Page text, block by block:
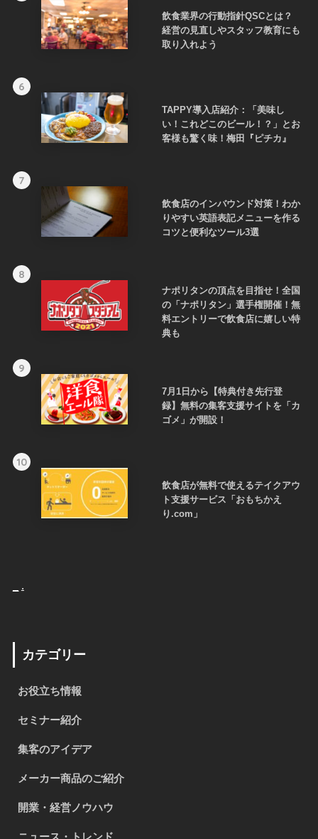
飲食業界の行動指針QSCとは？
経営の見直しやスタッフ教育にも
取り入れよう
6
TAPPY導入店紹介：「美味し
い！これどこのビール！？」とお
客様も驚く味！梅田『ピチカ』
7
飲食店のインバウンド対策！わか
りやすい英語表記メニューを作る
コツと便利なツール3選
8
ナポリタンの頂点を目指せ！全国
の「ナポリタン」選手権開催！無
料エントリーで飲食店に嬉しい特
典も
9
7月1日から【特典付き先行登
録】無料の集客支援サイトを「カ
ゴメ」が開設！
10
飲食店が無料で使えるテイクアウ
ト支援サービス「おもちかえ
り.com」
.
カテゴリー
お役立ち情報
セミナー紹介
集客のアイデア
メーカー商品のご紹介
開業・経営ノウハウ
ニュース・トレンド